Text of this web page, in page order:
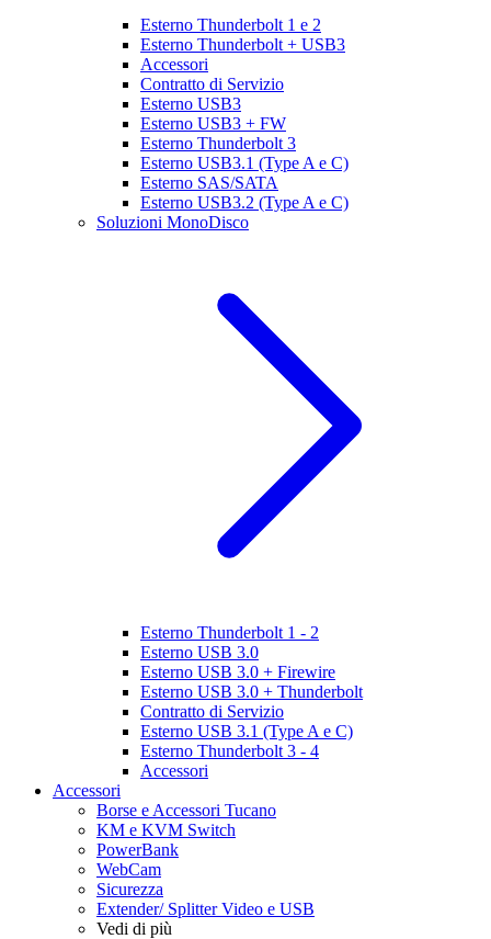
Esterno Thunderbolt 1 e 2
Esterno Thunderbolt + USB3
Accessori
Contratto di Servizio
Esterno USB3
Esterno USB3 + FW
Esterno Thunderbolt 3
Esterno USB3.1 (Type A e C)
Esterno SAS/SATA
Esterno USB3.2 (Type A e C)
Soluzioni MonoDisco
Esterno Thunderbolt 1 - 2
Esterno USB 3.0
Esterno USB 3.0 + Firewire
Esterno USB 3.0 + Thunderbolt
Contratto di Servizio
Esterno USB 3.1 (Type A e C)
Esterno Thunderbolt 3 - 4
Accessori
Accessori
Borse e Accessori Tucano
KM e KVM Switch
PowerBank
WebCam
Sicurezza
Extender/ Splitter Video e USB
Vedi di più